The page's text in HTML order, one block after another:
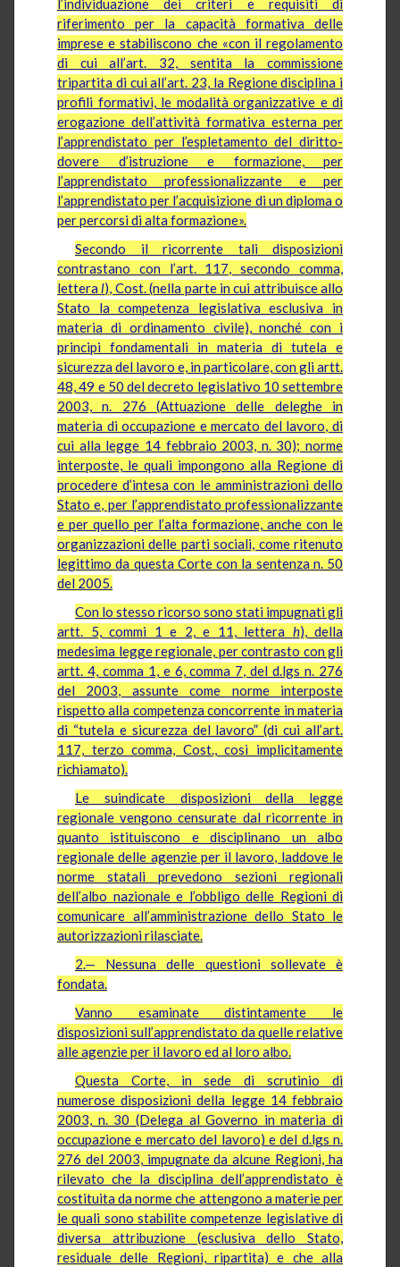
l’individuazione dei criteri e requisiti di
riferimento per la capacità formativa delle
imprese e stabiliscono che «con il regolamento
di cui all’art. 32, sentita la commissione
tripartita di cui all’art. 23, la Regione disciplina i
profili formativi, le modalità organizzative e di
erogazione dell’attività formativa esterna per
l’apprendistato per l’espletamento del diritto-
dovere d’istruzione e formazione, per
l’apprendistato professionalizzante e per
l’apprendistato per l’acquisizione di un diploma o
per percorsi di alta formazione».
Secondo il ricorrente tali disposizioni
contrastano con l’art. 117, secondo comma,
letteral), Cost. (nella parte in cui attribuisce allo
Stato la competenza legislativa esclusiva in
materia di ordinamento civile), nonché con i
principi fondamentali in materia di tutela e
sicurezza del lavoro e, in particolare, con gli artt.
48, 49 e 50 del decreto legislativo 10 settembre
2003, n. 276 (Attuazione delle deleghe in
materia di occupazione e mercato del lavoro, di
cui alla legge 14 febbraio 2003, n. 30); norme
interposte, le quali impongono alla Regione di
procedere d’intesa con le amministrazioni dello
Stato e, per l’apprendistato professionalizzante
e per quello per l’alta formazione, anche con le
organizzazioni delle parti sociali, come ritenuto
legittimo da questa Corte con la sentenza n. 50
del 2005.
Con lo stesso ricorso sono stati impugnati gli
artt. 5, commi 1 e 2, e 11, lettera h), della
medesima legge regionale, per contrasto con gli
artt. 4, comma 1, e 6, comma 7, del d.lgs n. 276
del 2003, assunte come norme interposte
rispetto alla competenza concorrente in materia
di “tutela e sicurezza del lavoro” (di cui all’art.
117, terzo comma, Cost., così implicitamente
richiamato).
Le suindicate disposizioni della legge
regionale vengono censurate dal ricorrente in
quanto istituiscono e disciplinano un albo
regionale delle agenzie per il lavoro, laddove le
norme statali prevedono sezioni regionali
dell’albo nazionale e l’obbligo delle Regioni di
comunicare all’amministrazione dello Stato le
autorizzazioni rilasciate.
2.— Nessuna delle questioni sollevate è
fondata.
Vanno esaminate distintamente le
disposizioni sull’apprendistato da quelle relative
alle agenzie per il lavoro ed al loro albo.
Questa Corte, in sede di scrutinio di
numerose disposizioni della legge 14 febbraio
2003, n. 30 (Delega al Governo in materia di
occupazione e mercato del lavoro) e del d.lgs n.
276 del 2003, impugnate da alcune Regioni, ha
rilevato che la disciplina dell’apprendistato è
costituita da norme che attengono a materie per
le quali sono stabilite competenze legislative di
diversa attribuzione (esclusiva dello Stato,
residuale delle Regioni, ripartita) e che alla